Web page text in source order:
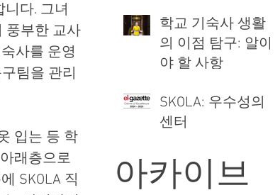
다. 그녀
풍부한 교사
사를 운영
팀을 관리
입는 등 학
래층으로
SKOLA 직
학교 기숙사 생활
의 이점 탐구: 알아
야 할 사항
SKOLA: 우수성의
센터
아카이브